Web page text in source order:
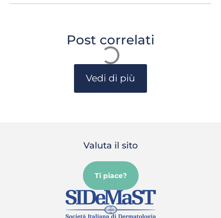
Post correlati
Vedi di più
Valuta il sito
Ti piace?